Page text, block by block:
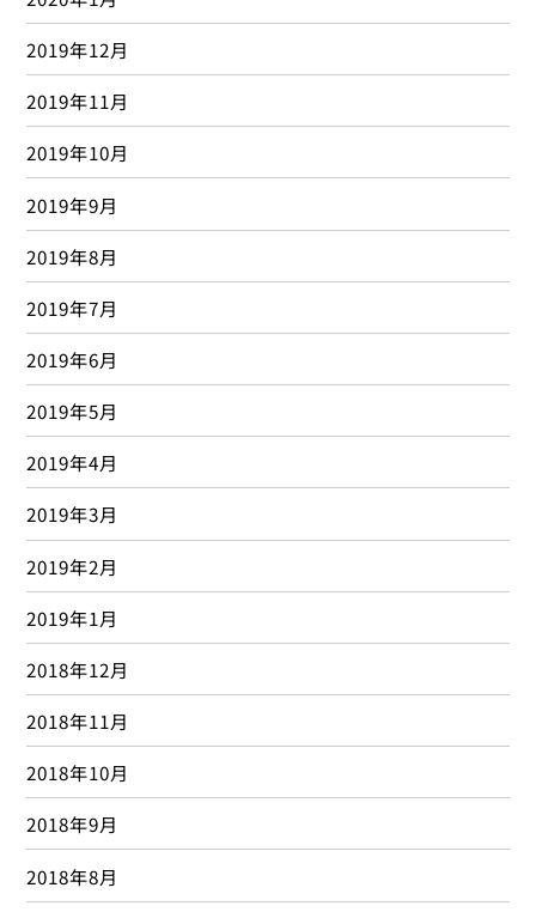
2019年12月
2019年11月
2019年10月
2019年9月
2019年8月
2019年7月
2019年6月
2019年5月
2019年4月
2019年3月
2019年2月
2019年1月
2018年12月
2018年11月
2018年10月
2018年9月
2018年8月